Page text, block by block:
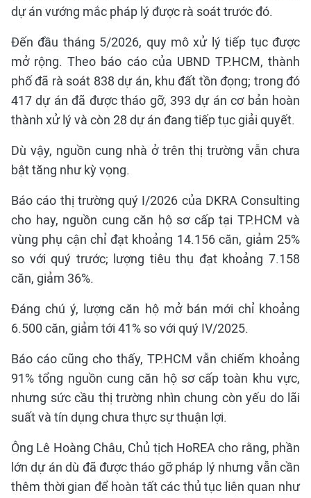
dự án vướng mắc pháp lý được rà soát trước đó.
Đến đầu tháng 5/2026, quy mô xử lý tiếp tục được
mở rộng. Theo báo cáo của UBND TP.HCM, thành
phố đã rà soát 838 dự án, khu đất tồn đọng; trong đó
417 dự án đã được tháo gỡ, 393 dự án cơ bản hoàn
thành xử lý và còn 28 dự án đang tiếp tục giải quyết.
Dù vậy, nguồn cung nhà ở trên thị trường vẫn chưa
bật tăng như kỳ vọng.
Báo cáo thị trường quý I/2026 của DKRA Consulting
cho hay, nguồn cung căn hộ sơ cấp tại TP.HCM và
vùng phụ cận chỉ đạt khoảng 14.156 căn, giảm 25%
so với quý trước; lượng tiêu thụ đạt khoảng 7.158
căn, giảm 36%.
Đáng chú ý, lượng căn hộ mở bán mới chỉ khoảng
6.500 căn, giảm tới 41% so với quý IV/2025.
Báo cáo cũng cho thấy, TP.HCM vẫn chiếm khoảng
91% tổng nguồn cung căn hộ sơ cấp toàn khu vực,
nhưng sức cầu thị trường nhìn chung còn yếu do lãi
suất và tín dụng chưa thực sự thuận lợi.
Ông Lê Hoàng Châu, Chủ tịch HoREA cho rằng, phần
lớn dự án dù đã được tháo gỡ pháp lý nhưng vẫn cần
thêm thời gian để hoàn tất các thủ tục liên quan như